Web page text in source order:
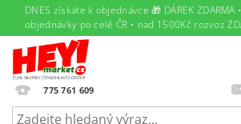
DNES získáte k objednávce 🎁 DÁREK ZDARMA
objednávky po celé ČR • nad 1500Kč rozvoz
775 761 609